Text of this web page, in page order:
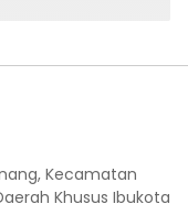
Kecamatan
Khusus Ibukota